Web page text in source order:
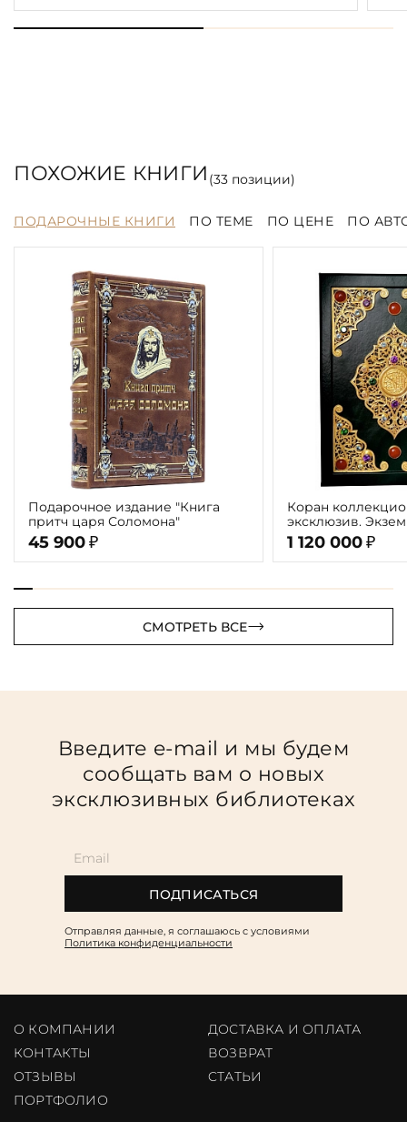
ПОХОЖИЕ КНИГИ (33позиции)
ПОДАРОЧНЫЕ КНИГИ ПО ТЕМЕ ПО ЦЕНЕ ПО
Подарочное издание "Книга
притч царя Соломона"
45 900 ₽
Коран
эксклюзив.
ППМ
1 120 000 ₽
СМОТРЕТЬ ВСЕ
Введите e-mail и мы будем
сообщать вам о новых
эксклюзивных библиотеках
ПОДПИСАТЬСЯ
Отправляя данные, я соглашаюсь c условиями
Политика конфиденциальности
О КОМПАНИИ
ДОСТАВКА И ОПЛАТА
КОНТАКТЫ
ВОЗВРАТ
ОТЗЫВЫ
CТАТЬИ
ПОРТФОЛИО